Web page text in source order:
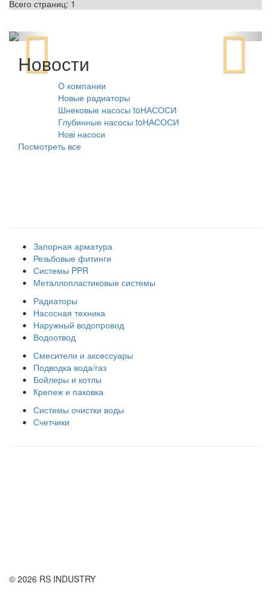
Всего страниц: 1
Новости
О компании
Новые радиаторы
Шнековые насосы toНАСОСИ
Глубинные насосы toНАСОСИ
Нові насоси
Посмотреть все
Запорная арматура
Резьбовые фитинги
Системы PPR
Металлопластиковые системы
Радиаторы
Насосная техника
Наружный водопровод
Водоотвод
Смесители и аксессуары
Подводка вода/газ
Бойлеры и котлы
Крепеж и паковка
Системы очистки воды
Счетчики
© 2026 RS INDUSTRY